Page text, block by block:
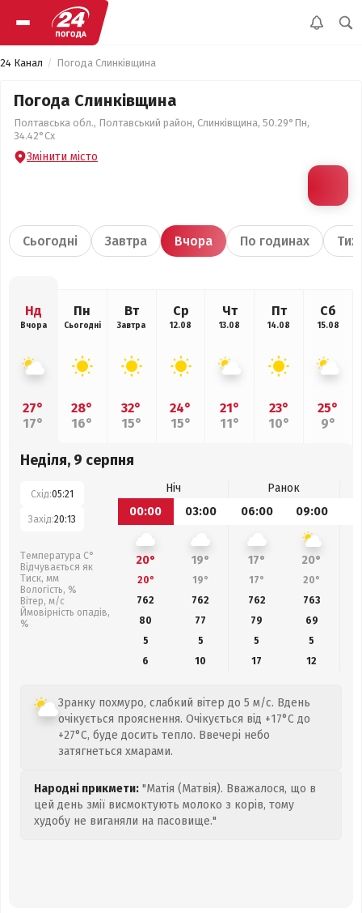
24 Канал Погода Слинківщина
Погода Слинківщина
Полтавська обл., Полтавський район, Слинківщина, 50.29°Пн,
34.42°Сх
Змінити місто
Сьогодні Завтра Вчора По годинах
Нд
Вчора
27°
17°
Пн
Сьогодні
28°
16°
Вт
Завтра
32°
15°
Ср
12.08
24°
15°
Чт
13.08
21°
11°
Пт
14.08
23°
10°
Сб
15.08
25°
9°
Неділя, 9 серпня
Схід:05:21
Захід:20:13
Температура С°
Відчувається як
Тиск, мм
Вологість, %
Вітер, м/с
Ймовірність опадів,
%
Ніч
Ранок
00:00
03:00 06:00 09:00
20° 19° 17° 20°
20° 19° 17° 20°
762
762 762 763
80
77 79
69
5
5 5
5
6
10 17 12
Зранку похмуро, слабкий вітер до 5 м/с. Вдень
очікується прояснення. Очікується від +17°C до
+27°C, буде досить тепло. Ввечері небо
затягнеться хмарами.
Народні прикмети: "Матія (Матвія). Вважалося, що в
цей день змії висмоктують молоко з корів, тому
худобу не виганяли на пасовище."